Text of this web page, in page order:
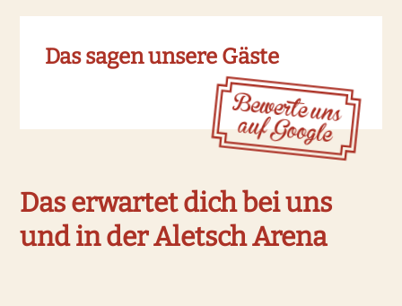
Das sagen unsere Gäste
Bewerte uns
auf Google
Das erwartet dich bei uns
und in der Aletsch Arena